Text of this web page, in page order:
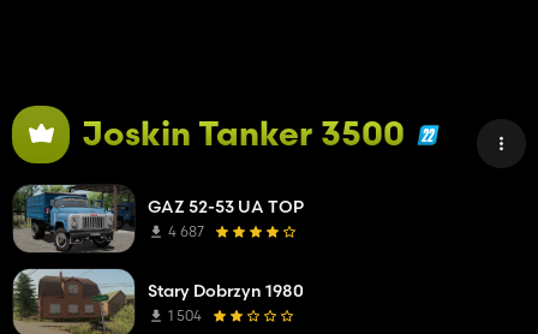
Joskin Tanker 3500
GAZ 52-53 UA TOP
4 687
Stary Dobrzyn 1980
1 504